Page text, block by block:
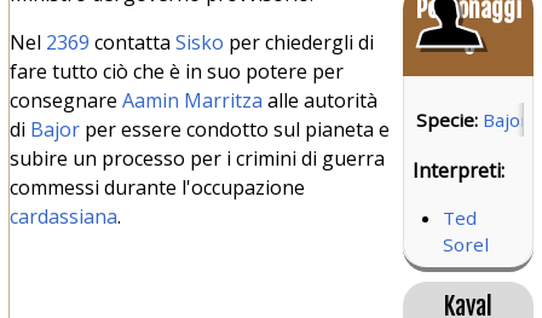
Personaggi
o
Specie:
Interpreti:
Ted
Sorel
Kaval
Nel 2369 contatta Sisko per chiedergli di
fare tutto ciò che è in suo potere per
consegnare Aamin Marritza alle autorità
di Bajorper essere condotto sul pianeta e
subire un processo per i crimini di guerra
commessi durante l'occupazione
cardassiana.